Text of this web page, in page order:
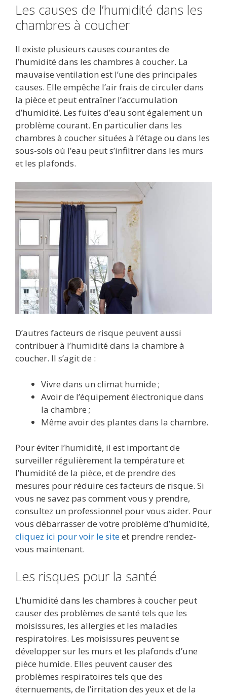
Les causes de l’humidité dans les
chambres à coucher
Il existe plusieurs causes courantes de
l’humidité dans les chambres à coucher. La
mauvaise ventilation est l’une des principales
causes. Elle empêche l’air frais de circuler dans
la pièce et peut entraîner l’accumulation
d’humidité. Les fuites d’eau sont également un
problème courant. En particulier dans les
chambres à coucher situées à l’étage ou dans les
sous-sols où l’eau peut s’infiltrer dans les murs
et les plafonds.
D’autres facteurs de risque peuvent aussi
contribuer à l’humidité dans la chambre à
coucher. Il s’agit de :
Vivre dans un climat humide ;
Avoir de l’équipement électronique dans
la chambre ;
Même avoir des plantes dans la chambre.
Pour éviter l’humidité, il est important de
surveiller régulièrement la température et
l’humidité de la pièce, et de prendre des
mesures pour réduire ces facteurs de risque. Si
vous ne savez pas comment vous y prendre,
consultez un professionnel pour vous aider. Pour
vous débarrasser de votre problème d’humidité,
cliquez ici pour voir le siteet prendre rendez-
vous maintenant.
Les risques pour la santé
L’humidité dans les chambres à coucher peut
causer des problèmes de santé tels que les
moisissures, les allergies et les maladies
respiratoires. Les moisissures peuvent se
développer sur les murs et les plafonds d’une
pièce humide. Elles peuvent causer des
problèmes respiratoires tels que des
éternuements, de l’irritation des yeux et de la